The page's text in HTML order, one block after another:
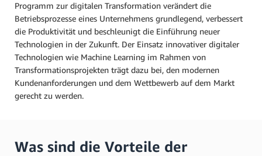
Programm zur digitalen Transformation verändert die
Betriebsprozesse eines Unternehmens grundlegend, verbessert
die Produktivität und beschleunigt die Einführung neuer
Technologien in der Zukunft. Der Einsatz innovativer digitaler
Technologien wie Machine Learning im Rahmen von
Transformationsprojekten trägt dazu bei, den modernen
Kundenanforderungen und dem Wettbewerb auf dem Markt
gerecht zu werden.
Was sind die Vorteile der